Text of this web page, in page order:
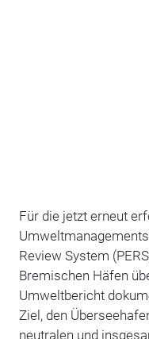
Für die jetzt erneut
Review System
Bremischen Häfen
Umweltbericht
Ziel, den
neutralen und